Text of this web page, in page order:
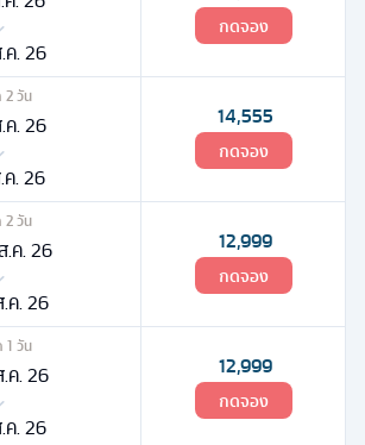
ค. 26
กดจอง
2วัน
ค. 26
ค. 26
14,555
กดจอง
2วัน
.ค. 26
ค. 26
12,999
กดจอง
1 วัน
ค. 26
ค. 26
12,999
กดจอง